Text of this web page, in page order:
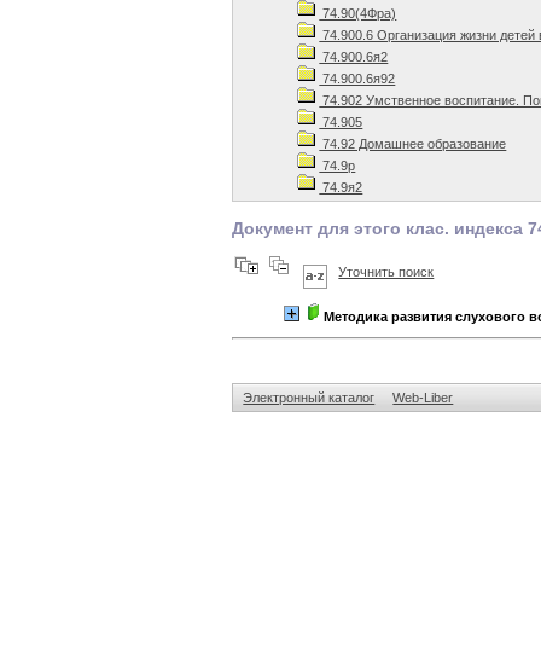
74.90(4Фра)
74.900.6 Организация жизни детей
74.900.6я2
74.900.6я92
74.902 Умственное воспитание.
74.905
74.92 Домашнее образование
74.9р
74.9я2
Документ для этого клас. индекса
Уточнить поиск
Методика развития слухового
Электронный каталог Web-Liber